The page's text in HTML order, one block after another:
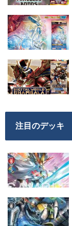
注目のデッキ